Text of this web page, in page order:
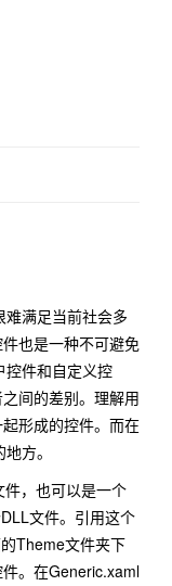
满足当前社会多
也是一种不可避免
控件和自定义控
间的差别。理解用
形成的控件。而在
方。
，也可以是一个
文件。引用这个
Theme文件夹下
。在Generic.xaml